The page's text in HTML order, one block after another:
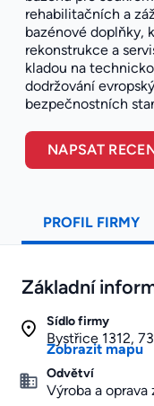
rehabilitačních a
bazénové doplňky,
rekonstrukce a
kladou na
dodržování
bezpečnostních
NAPSAT
PROFIL FIRMY
Základní
Sídlo firmy
Bystřice 1312,
Zobrazit mapu
Odvětví
Výroba a oprava